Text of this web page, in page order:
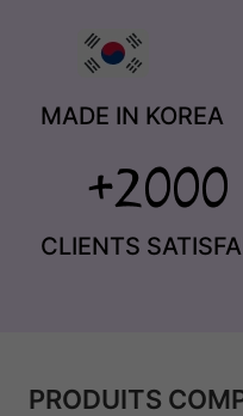
MADE IN KOREA
CLIENTS
PRODUITS